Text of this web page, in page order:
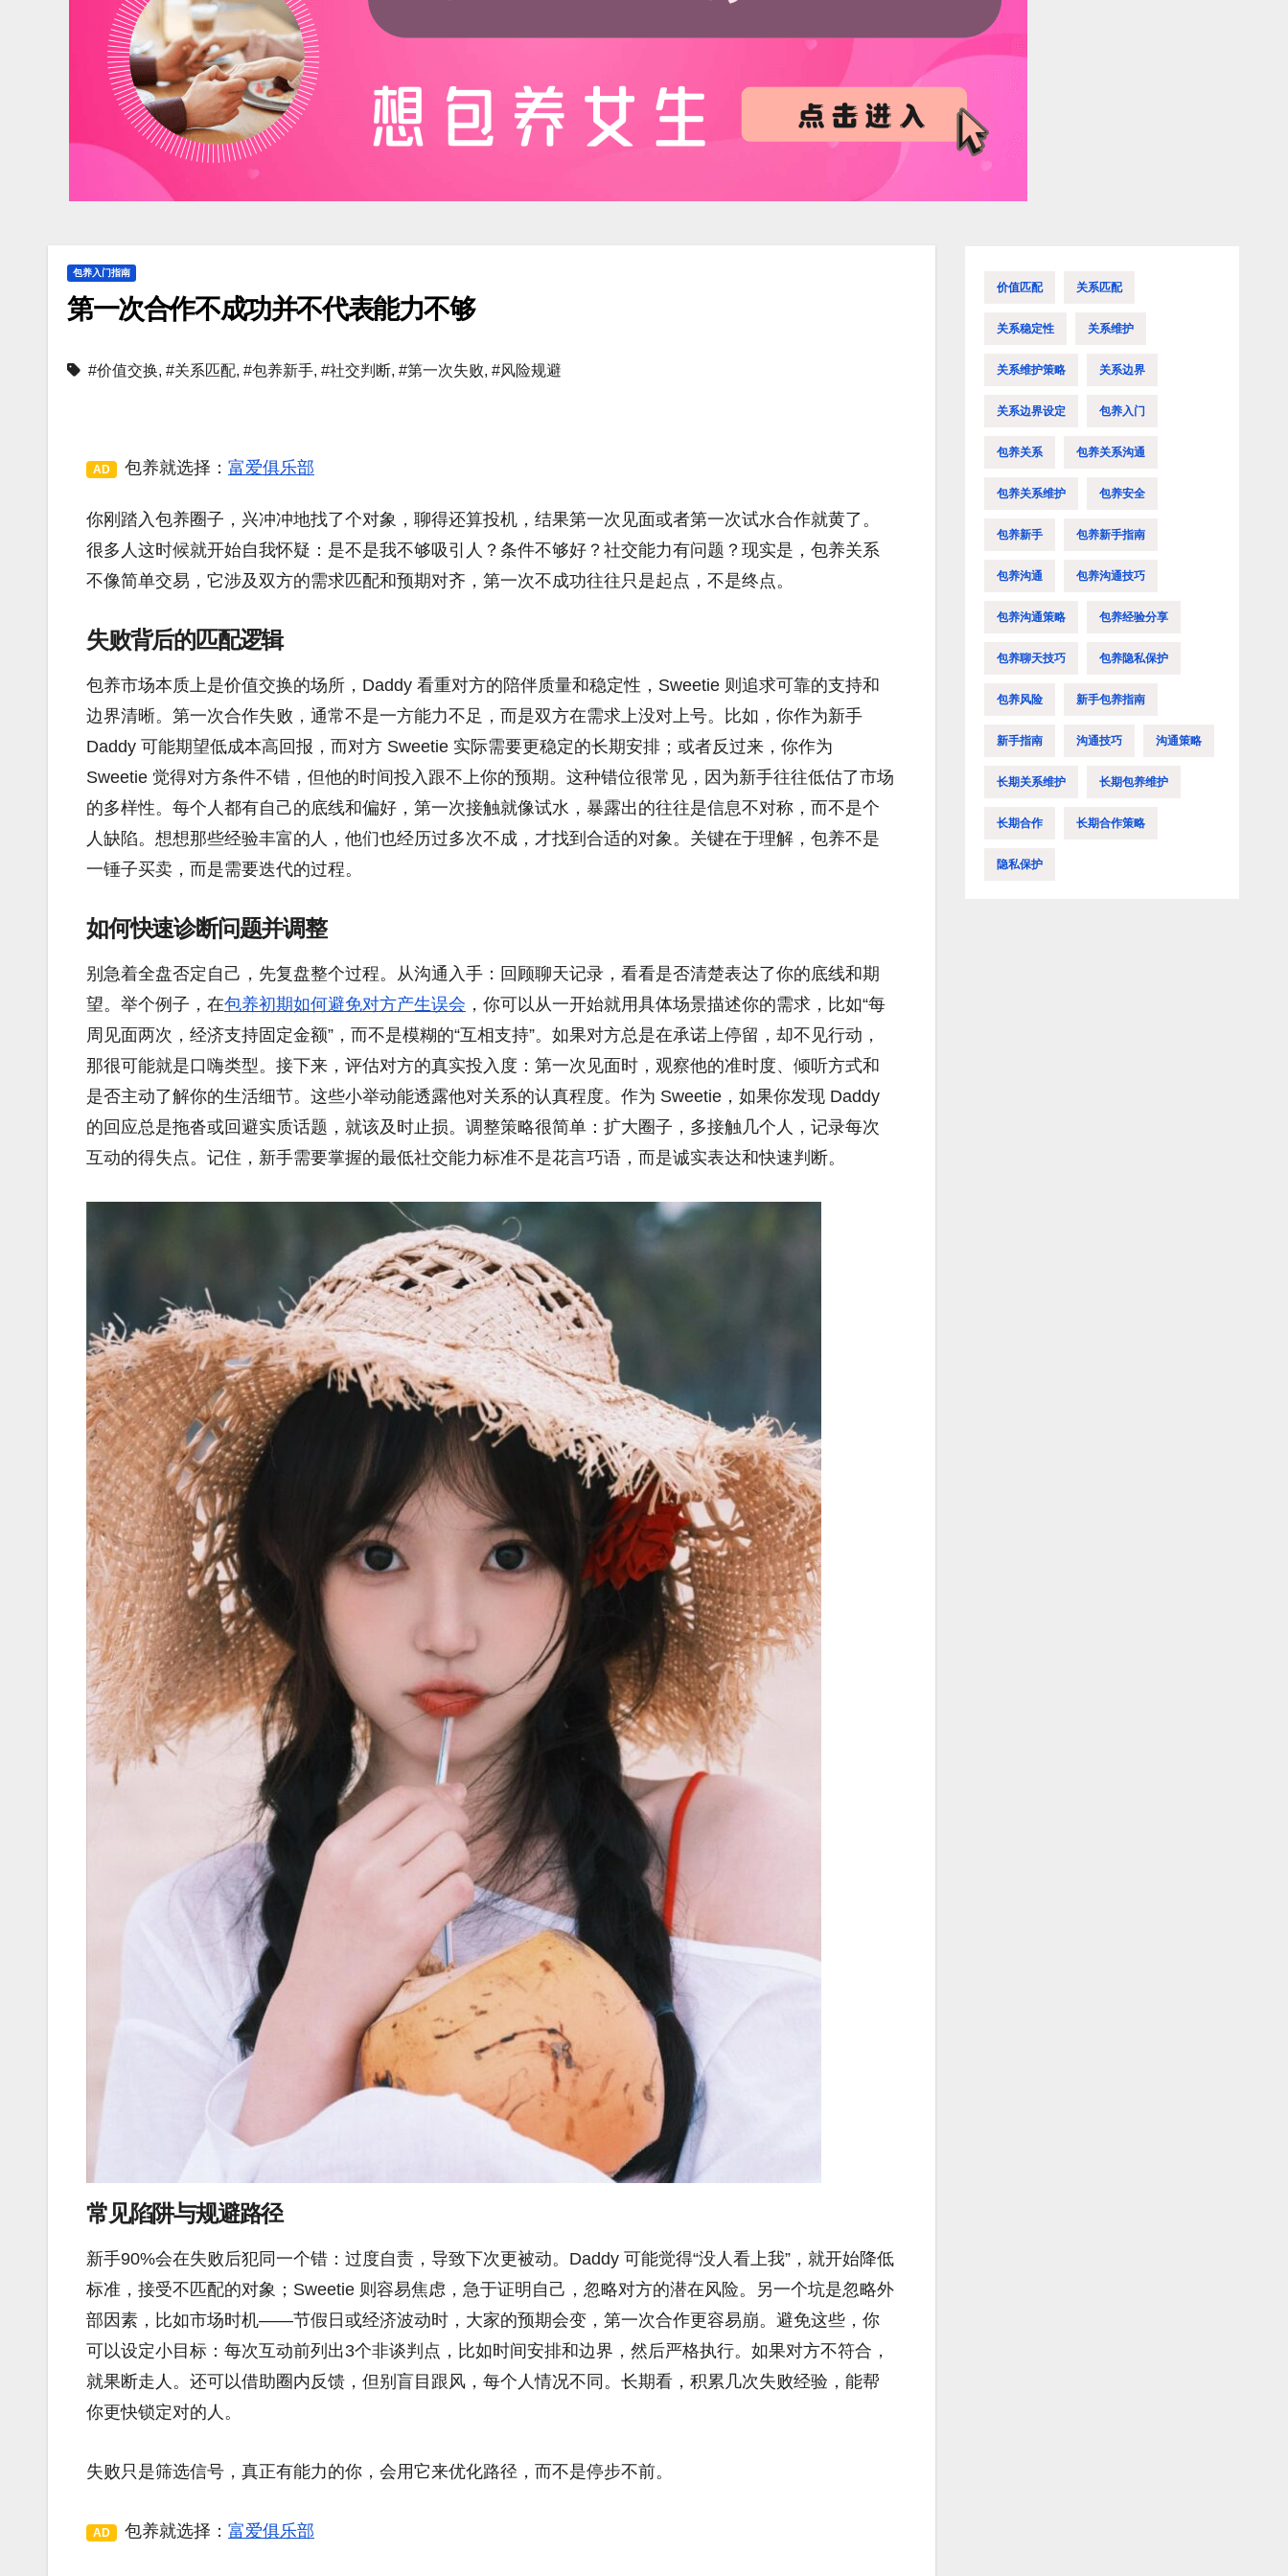
包养入门指南
第一次合作不成功并不代表能力不够
#价值交换, #关系匹配, #包养新手, #社交判断, #第一次失败, #风险规避
AD 包养就选择： 富爱俱乐部
你刚踏入包养圈子，兴冲冲地找了个对象，聊得还算投机，结果第一次见面或者第一次试水合作就黄了。
很多人这时候就开始自我怀疑：是不是我不够吸引人？条件不够好？社交能力有问题？现实是，包养关系
不像简单交易，它涉及双方的需求匹配和预期对齐，第一次不成功往往只是起点，不是终点。
失败背后的匹配逻辑
包养市场本质上是价值交换的场所，Daddy 看重对方的陪伴质量和稳定性，Sweetie 则追求可靠的支持和
边界清晰。第一次合作失败，通常不是一方能力不足，而是双方在需求上没对上号。比如，你作为新手
Daddy 可能期望低成本高回报，而对方 Sweetie 实际需要更稳定的长期安排；或者反过来，你作为
Sweetie 觉得对方条件不错，但他的时间投入跟不上你的预期。这种错位很常见，因为新手往往低估了市场
的多样性。每个人都有自己的底线和偏好，第一次接触就像试水，暴露出的往往是信息不对称，而不是个
人缺陷。想想那些经验丰富的人，他们也经历过多次不成，才找到合适的对象。关键在于理解，包养不是
一锤子买卖，而是需要迭代的过程。
如何快速诊断问题并调整
别急着全盘否定自己，先复盘整个过程。从沟通入手：回顾聊天记录，看看是否清楚表达了你的底线和期
望。举个例子，在包养初期如何避免对方产生误会 ，你可以从一开始就用具体场景描述你的需求，比如“每
周见面两次，经济支持固定金额”，而不是模糊的“互相支持”。如果对方总是在承诺上停留，却不见行动，
那很可能就是口嗨类型。接下来，评估对方的真实投入度：第一次见面时，观察他的准时度、倾听方式和
是否主动了解你的生活细节。这些小举动能透露他对关系的认真程度。作为 Sweetie，如果你发现 Daddy
的回应总是拖沓或回避实质话题，就该及时止损。调整策略很简单：扩大圈子，多接触几个人，记录每次
互动的得失点。记住，新手需要掌握的最低社交能力标准不是花言巧语，而是诚实表达和快速判断。
常见陷阱与规避路径
新手90%会在失败后犯同一个错：过度自责，导致下次更被动。Daddy 可能觉得“没人看上我”，就开始降低
标准，接受不匹配的对象；Sweetie 则容易焦虑，急于证明自己，忽略对方的潜在风险。另一个坑是忽略外
部因素，比如市场时机——节假日或经济波动时，大家的预期会变，第一次合作更容易崩。避免这些，你
可以设定小目标：每次互动前列出3个非谈判点，比如时间安排和边界，然后严格执行。如果对方不符合，
就果断走人。还可以借助圈内反馈，但别盲目跟风，每个人情况不同。长期看，积累几次失败经验，能帮
你更快锁定对的人。
失败只是筛选信号，真正有能力的你，会用它来优化路径，而不是停步不前。
AD 包养就选择： 富爱俱乐部
价值匹配 关系匹配
关系稳定性 关系维护
关系维护策略 关系边界
关系边界设定 包养入门
包养关系 包养关系沟通
包养关系维护 包养安全
包养新手 包养新手指南
包养沟通 包养沟通技巧
包养沟通策略 包养经验分享
包养聊天技巧 包养隐私保护
包养风险 新手包养指南
新手指南 沟通技巧 沟通策略
长期关系维护 长期包养维护
长期合作 长期合作策略
隐私保护